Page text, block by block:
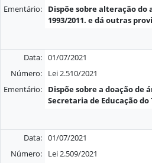
Ementário:
Dispõe sobre alteração do
1993/2011. e dá outras
Data: 01/07/2021
Número:
Lei 2.510/2021
Ementário:
Dispõe sobre a doação de
Secretaria de Educação
Data: 01/07/2021
Número:
Lei 2.509/2021